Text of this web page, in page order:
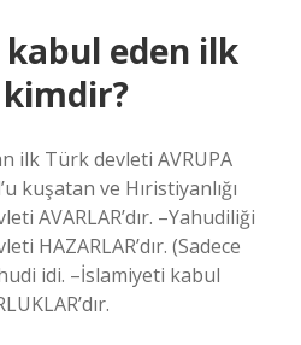
kabul eden ilk
ilk Türk devleti AVRUPA
kuşatan ve Hıristiyanlığı
AVARLAR’dır. –Yahudiliği
HAZARLAR’dır. (Sadece
idi. –İslamiyeti kabul